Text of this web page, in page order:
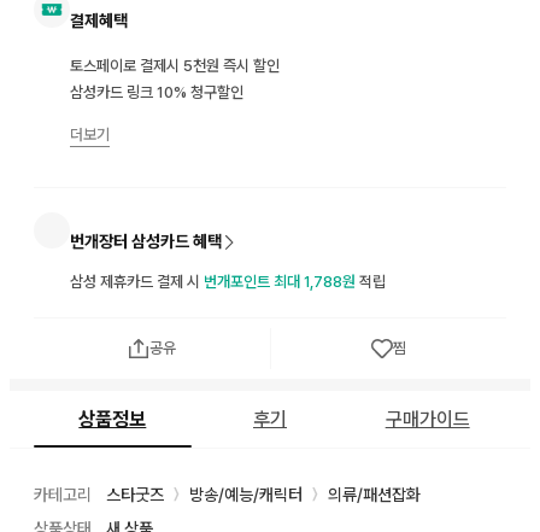
결제혜택
토스페이로 결제시 5천원 즉시 할인
삼성카드 링크 10% 청구할인
더보기
번개장터 삼성카드 혜택
삼성 제휴카드 결제 시 번개포인트 최대 1,788원 적립
공유 찜
상품정보 후기 구매가이드
카테고리 스타굿즈 〉 방송/예능/캐릭터 〉
의류/패션잡화